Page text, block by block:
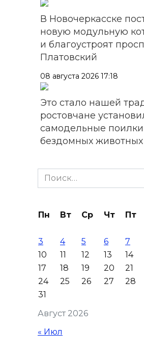
В Новочеркасске
новую модульную
и благоустроят
Платовский
08 августа 2026 17:18
Это стало нашей
ростовчане
самодельные
бездомных животных
Журналисты «ДОН
Островского
Сносить нельзя,
нечем: как
спасают доходный
Рувинского от
08 августа 2026 14:04
Search
for:
Август 2026
Пн Вт Ср Чт Пт
3
4 5 6 7
10
11 12 13 14
17
18 19 20 21
24
25 26 27 28
31
« Июл